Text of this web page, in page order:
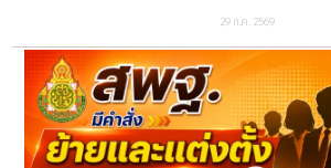
29 ก.ค. 2569